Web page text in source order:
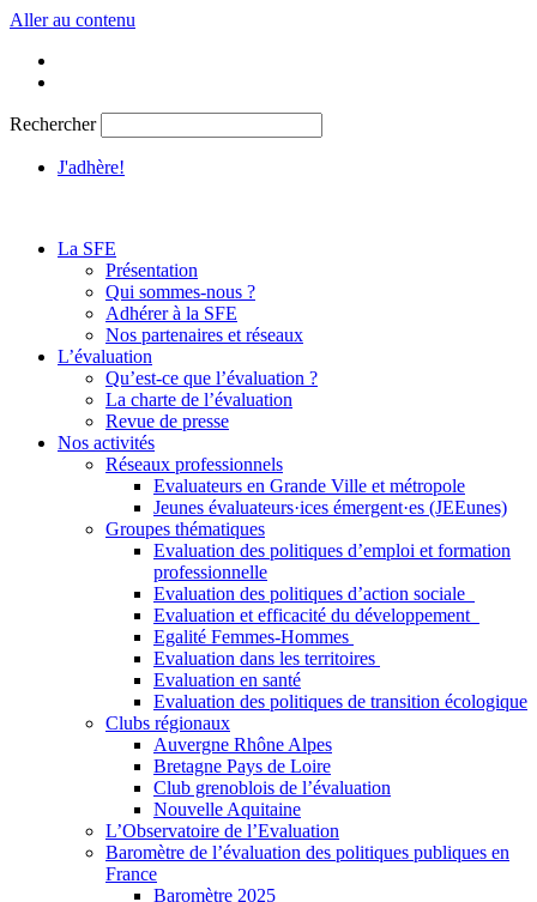
Aller au contenu
Rechercher
J'adhère!
La SFE
Présentation
Qui sommes-nous ?
Adhérer à la SFE
Nos partenaires et réseaux
L’évaluation
Qu’est-ce que l’évaluation ?
La charte de l’évaluation
Revue de presse
Nos activités
Réseaux professionnels
Evaluateurs en Grande Ville et métropole
Jeunes évaluateurs·ices émergent·es (JEEunes)
Groupes thématiques
Evaluation des politiques d’emploi et formation
professionnelle
Evaluation des politiques d’action sociale
Evaluation et efficacité du développement
Egalité Femmes-Hommes
Evaluation dans les territoires
Evaluation en santé
Evaluation des politiques de transition écologique
Clubs régionaux
Auvergne Rhône Alpes
Bretagne Pays de Loire
Club grenoblois de l’évaluation
Nouvelle Aquitaine
L’Observatoire de l’Evaluation
Baromètre de l’évaluation des politiques publiques en
France
Baromètre 2025